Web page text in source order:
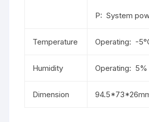
P: System
Temperature Operating: -
Humidity Operating:
Dimension